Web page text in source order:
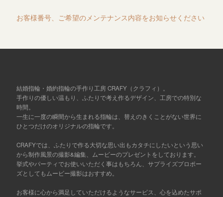
お客様番号、ご希望のメンテナンス内容をお知らせください
結婚指輪・婚約指輪の手作り工房 CRAFY（クラフィ）。
手作りの優しい温もり、ふたりで考え作るデザイン、工房での特別な
時間。
一生に一度の瞬間から生まれる指輪は、替えのきくことがない世界に
ひとつだけのオリジナルの指輪です。
CRAFYでは、ふたりで作る大切な思い出もカタチにしたいという思い
から制作風景の撮影&編集、ムービーのプレゼントをしております。
挙式やパーティでお使いいただく事はもちろん、サプライズプロポー
ズとしてもムービー撮影はおすすめ。
お客様に心から満足していただけるようなサービス、心を込めたサポ